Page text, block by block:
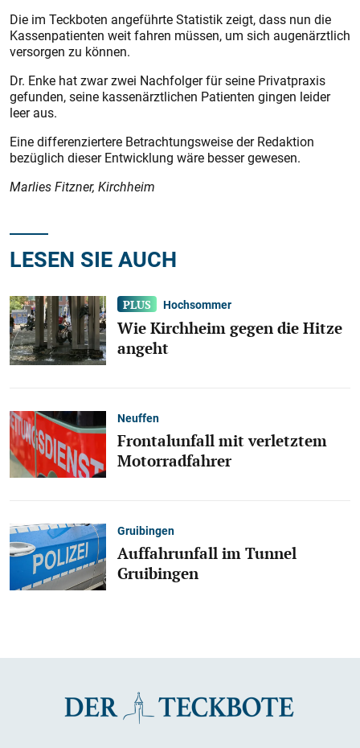
Die im Teckboten angeführte Statistik zeigt, dass nun die
Kassenpatienten weit fahren müssen, um sich augenärztlich
versorgen zu können.
Dr. Enke hat zwar zwei Nachfolger für seine Privatpraxis
gefunden, seine kassenärztlichen Patienten gingen leider
leer aus.
Eine differenziertere Betrachtungsweise der Redaktion
bezüglich dieser Entwicklung wäre besser gewesen.
Marlies Fitzner, Kirchheim
LESEN SIE AUCH
Hochsommer
Wie Kirchheim gegen die Hitze
angeht
Neuffen
Frontalunfall mit verletztem
Motorradfahrer
Gruibingen
Auffahrunfall im Tunnel
Gruibingen